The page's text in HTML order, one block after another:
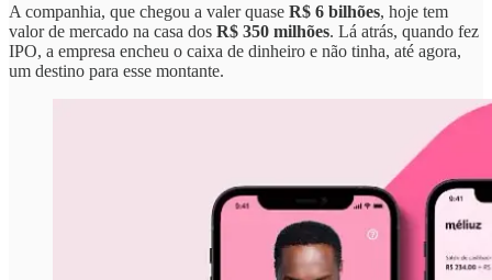
A companhia, que chegou a valer quase R$ 6 bilhões, hoje tem
valor de mercado na casa dos R$ 350 milhões. Lá atrás, quando fez
IPO, a empresa encheu o caixa de dinheiro e não tinha, até agora,
um destino para esse montante.